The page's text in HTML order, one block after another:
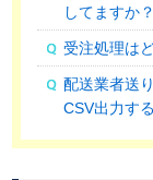
してますか？
受注処理は
配送業者送
CSV出力す